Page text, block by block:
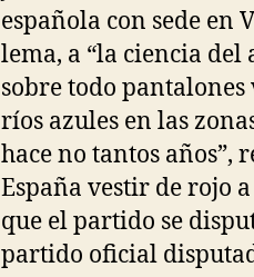
española con sede en
lema, a “la ciencia del
sobre todo pantalones
ríos azules en las
hace no tantos años”,
España vestir de rojo
que el partido se
partido oficial